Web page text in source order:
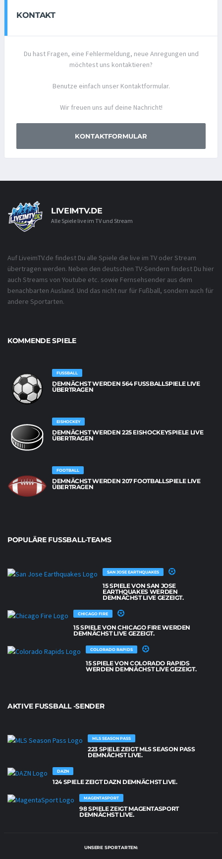
KONTAKT
Du hast Fragen, eine Fehlermeldung, neue Anregungen und
möchtest uns kontaktieren?
Benutze einfach unser Kontaktformular.
Wir freuen uns auf deine Nachricht!
KONTAKTFORMULAR
LIVEIMTV.DE
Alle Spiele live im TV und Stream
Auf LiveimTV.de findest Du alle Spiele die live im TV oder Stream
übertragen werden. Neben den deutschen TV-Sendern findest Du hier
auch Streams von Youtube etc. sowie Fernsehsender aus dem
benachbarten Ausland. Und das nicht nur für Fußball, sondern auch für
andere Sportarten.
KOMMENDE SPIELE
FUSSBALL
DEMNÄCHST WERDEN 564 FUSSBALLSPIELE LIVE Ü
BERTRAGEN
EISHOCKEY
DEMNÄCHST WERDEN 225 EISHOCKEYSPIELE LIVE
ÜBERTRAGEN
FOOTBALL
DEMNÄCHST WERDEN 207 FOOTBALLSPIELE LIVE
ÜBERTRAGEN
POPULÄRE FUSSBALL-TEAMS
SAN JOSE EARTHQUAKES
15 SPIELE VON SAN JOSE
EARTHQUAKES WERDEN
DEMNÄCHST LIVE GEZEIGT.
CHICAGO FIRE
15 SPIELE VON CHICAGO FIRE WERDEN
DEMNÄCHST LIVE GEZEIGT.
COLORADO RAPIDS
15 SPIELE VON COLORADO RAPIDS
WERDEN DEMNÄCHST LIVE GEZEIGT.
AKTIVE FUSSBALL -SENDER
MLS SEASON PASS
223 SPIELE ZEIGT MLS SEASON PASS
DEMNÄCHST LIVE.
DAZN
124 SPIELE ZEIGT DAZN DEMNÄCHST LIVE.
MAGENTASPORT
98 SPIELE ZEIGT MAGENTASPORT
DEMNÄCHST LIVE.
UNSERE SPORTARTEN: